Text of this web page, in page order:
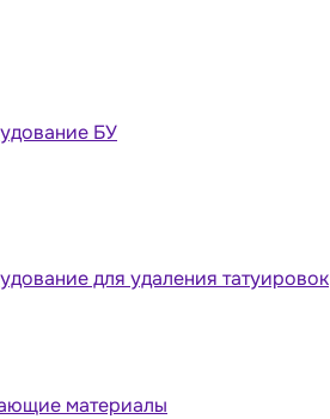
БУ
для удаления татуировок
материалы